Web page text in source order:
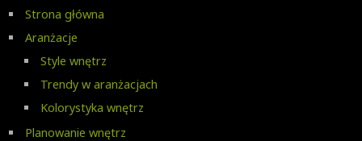
Strona główna
Aranżacje
Style wnętrz
Trendy w aranżacjach
Kolorystyka wnętrz
Planowanie wnętrz